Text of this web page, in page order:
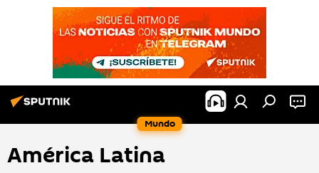
Mundo
América Latina